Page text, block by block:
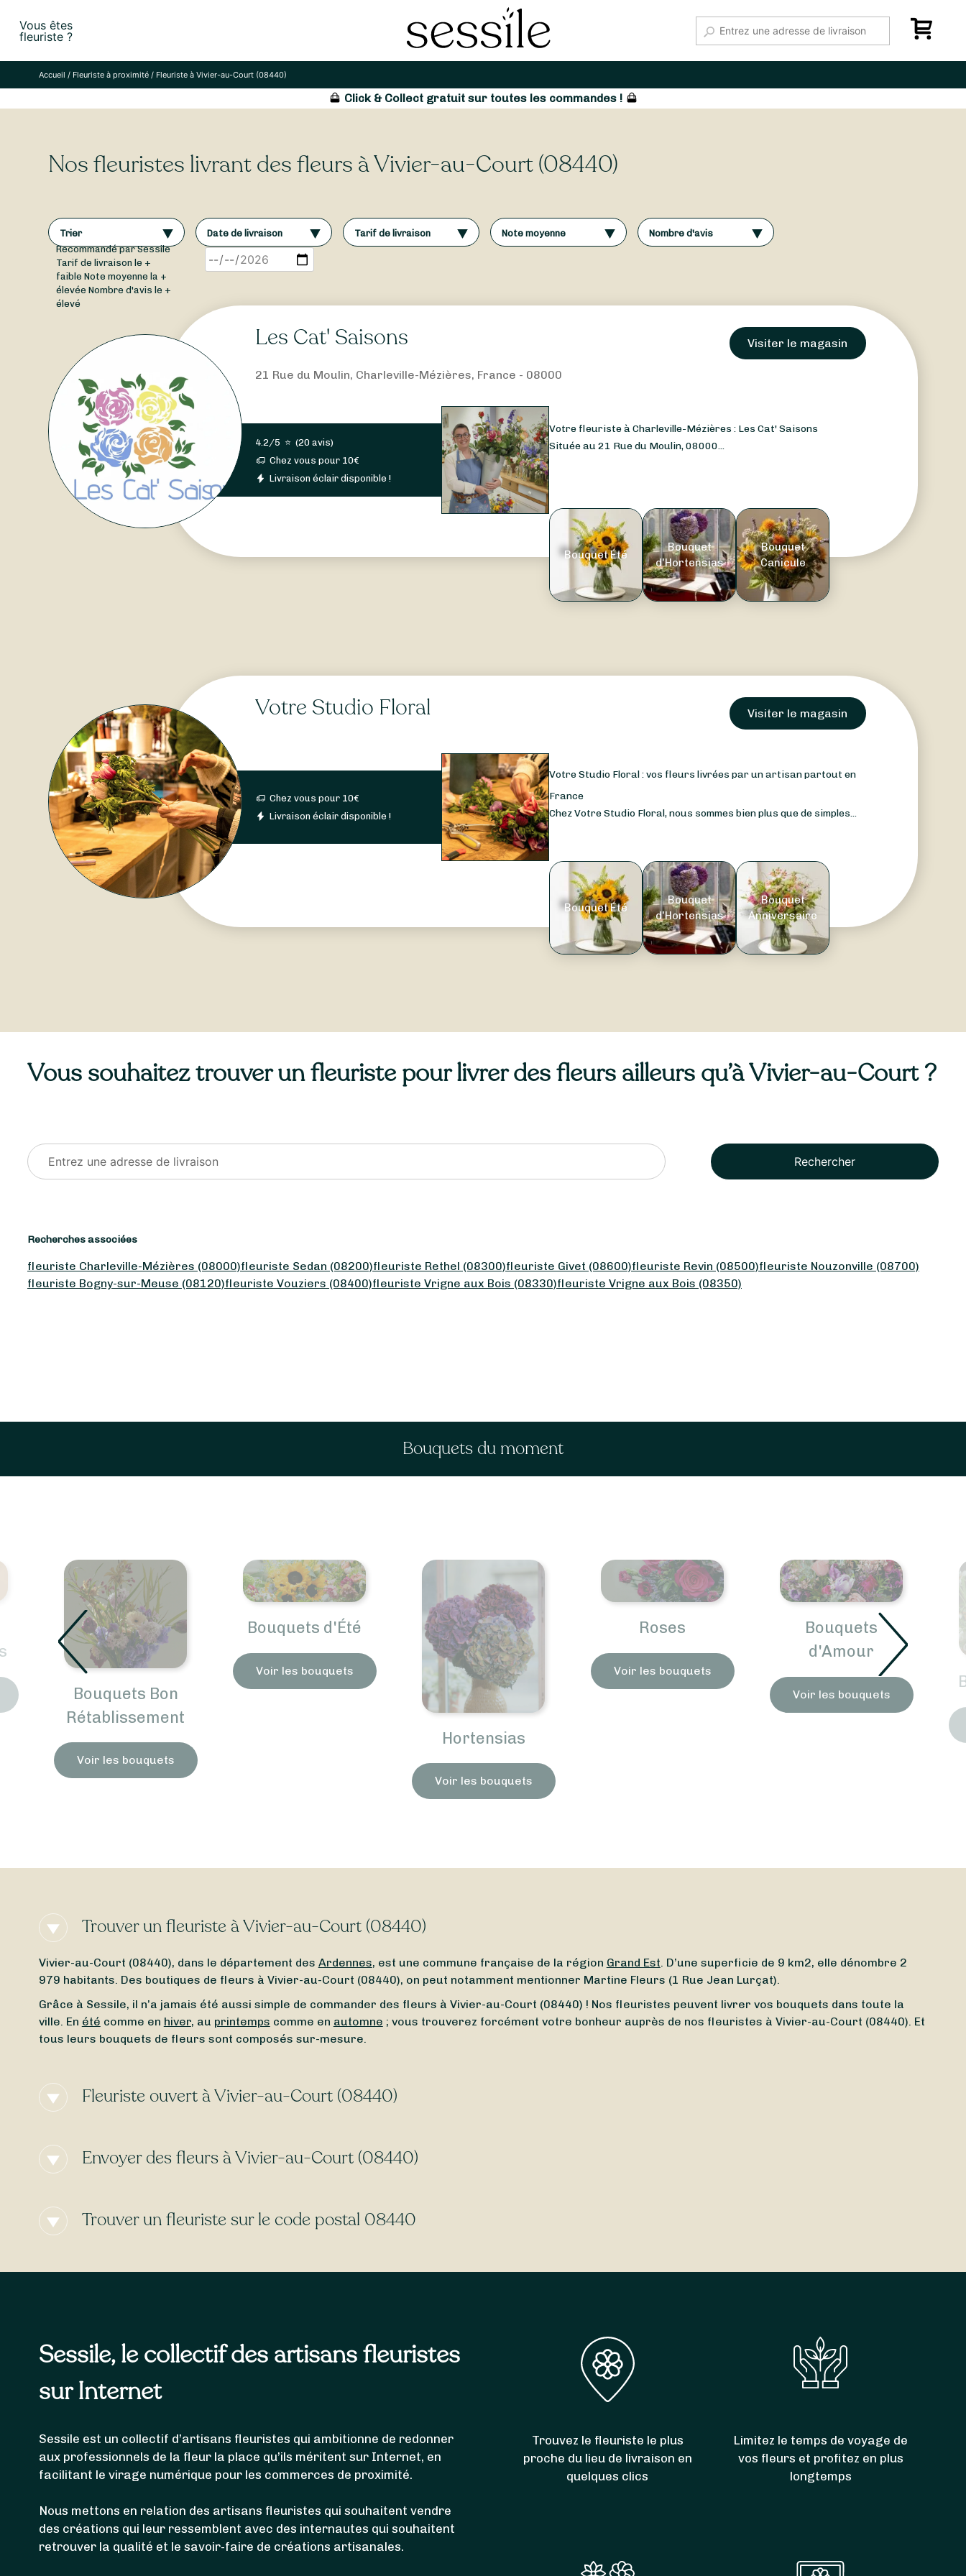
content
Vous êtes
fleuriste ?
Accueil / Fleuriste à proximité/ Fleuriste à Vivier-au-Court (08440)
Click & Collect gratuit sur toutes les commandes !
Nos fleuristes livrant des fleurs à Vivier-au-Court (08440)
Trier
Recommandé par Sessile
Tarif de livraison le +
faible Note moyenne la +
élevée Nombre d'avis le +
élevé
Date de livraison Tarif de livraison Note moyenne Nombre d'avis
Les Cat' Saisons Visiter le magasin
21 Rue du Moulin, Charleville-Mézières, France - 08000
4.2/5 ⭐ (20 avis)
Chez vous pour 10€
Livraison éclair disponible !
Votre fleuriste à Charleville-Mézières : Les Cat' Saisons
Située au 21 Rue du Moulin, 08000...
Bouquet Été
Bouquet
d'Hortensias
Bouquet
Canicule
Votre Studio Floral Visiter le magasin
Chez vous pour 10€
Livraison éclair disponible !
Votre Studio Floral : vos fleurs livrées par un artisan partout en
France
Chez Votre Studio Floral, nous sommes bien plus que de simples...
Bouquet Été
Bouquet
d'Hortensias
Bouquet
Anniversaire
Vous souhaitez trouver un fleuriste pour livrer des fleurs ailleurs qu’à Vivier-au-Court ?
Rechercher
Recherches associées
fleuriste Charleville-Mézières (08000)fleuriste Sedan (08200)fleuriste Rethel (08300)fleuriste Givet (08600)fleuriste Revin (08500)fleuriste Nouzonville (08700)
fleuriste Bogny-sur-Meuse (08120)fleuriste Vouziers (08400)fleuriste Vrigne aux Bois (08330)fleuriste Vrigne aux Bois (08350)
Bouquets du moment
Bouquets Bon
Rétablissement
Voir les bouquets
Bouquets d'Été
Voir les bouquets
Hortensias
Voir les bouquets
Roses
Voir les bouquets
Bouquets
d'Amour
Voir les bouquets
Trouver un fleuriste à Vivier-au-Court (08440)
Vivier-au-Court (08440), dans le département des Ardennes, est une commune française de la région Grand Est. D’une superficie de 9 km2, elle dénombre 2
979 habitants. Des boutiques de fleurs à Vivier-au-Court (08440), on peut notamment mentionner Martine Fleurs (1 Rue Jean Lurçat).
Grâce à Sessile, il n’a jamais été aussi simple de commander des fleurs à Vivier-au-Court (08440) ! Nos fleuristes peuvent livrer vos bouquets dans toute la
ville. En été comme en hiver, au printemps comme en automne ; vous trouverez forcément votre bonheur auprès de nos fleuristes à Vivier-au-Court (08440). Et
tous leurs bouquets de fleurs sont composés sur-mesure.
Fleuriste ouvert à Vivier-au-Court (08440)
Peu importe le jour et l’heure, trouvez en toute simplicité un fleuriste ouvert autour de vous. Que vous cherchiez un
fleuriste ouvert le lundi, Sessile est là pour vous aider.
Envoyer des fleurs à Vivier-au-Court (08440)
sélectionné et l’heure de votre commande. De nombreux fleuristes
gratuite !
Trouver un fleuriste sur le code postal 08440
livrer votre bouquet de fleurs àLumes,Ville-sur-Lumes,Issancourt-et-RumeletGernelle.
Sessile, le collectif des artisans fleuristes
sur Internet
Sessile est un collectif d’artisans fleuristes qui ambitionne de redonner
aux professionnels de la fleur la place qu’ils méritent sur Internet, en
facilitant le virage numérique pour les commerces de proximité.
Nous mettons en relation des artisans fleuristes qui souhaitent vendre
des créations qui leur ressemblent avec des internautes qui souhaitent
retrouver la qualité et le savoir-faire de créations artisanales.
Trouvez le fleuriste le plus
proche du lieu de livraison en
quelques clics
Limitez le temps de voyage de
vos fleurs et profitez en plus
longtemps